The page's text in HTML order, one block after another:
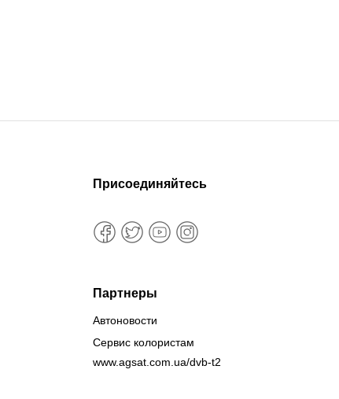
Присоединяйтесь
Партнеры
Автоновости
Сервис колористам
www.agsat.com.ua/dvb-t2